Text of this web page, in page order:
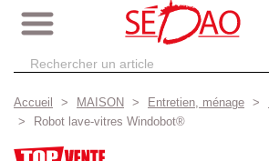
Accueil MAISON Entretien, ménage
Robot lave-vitres Windobot®